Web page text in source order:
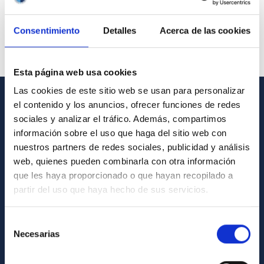
Consentimiento Detalles Acerca de las cookies
Esta página web usa cookies
Las cookies de este sitio web se usan para personalizar
el contenido y los anuncios, ofrecer funciones de redes
sociales y analizar el tráfico. Además, compartimos
información sobre el uso que haga del sitio web con
nuestros partners de redes sociales, publicidad y análisis
web, quienes pueden combinarla con otra información
que les haya proporcionado o que hayan recopilado a
partir del uso que haya hecho de sus servicios.
Necesarias
GENERAL INFORMATION
Contact
How to get to the IAC
List of personnel
Library